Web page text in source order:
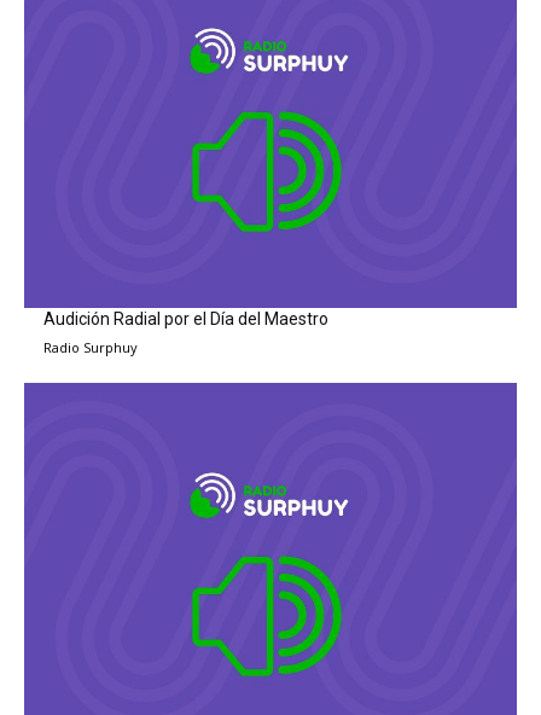
Audición Radial por el Día del Maestro
Radio Surphuy